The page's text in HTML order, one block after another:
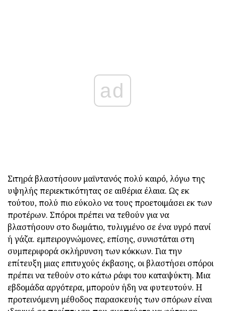
ad
Σιτηρά βλαστήσουν μαϊντανός πολύ καιρό, λόγω της
υψηλής περιεκτικότητας σε αιθέρια έλαια. Ως εκ
τούτου, πολύ πιο εύκολο να τους προετοιμάσει εκ των
προτέρων. Σπόροι πρέπει να τεθούν για να
βλαστήσουν στο δωμάτιο, τυλιγμένο σε ένα υγρό πανί
ή γάζα. εμπειρογνώμονες, επίσης, συνιστάται στη
συμπεριφορά σκλήρυνση των κόκκων. Για την
επίτευξη μιας επιτυχούς έκβασης, οι βλαστήσει σπόροι
πρέπει να τεθούν στο κάτω ράφι του καταψύκτη. Μια
εβδομάδα αργότερα, μπορούν ήδη να φυτευτούν. Η
προτεινόμενη μέθοδος παρασκευής των σπόρων είναι